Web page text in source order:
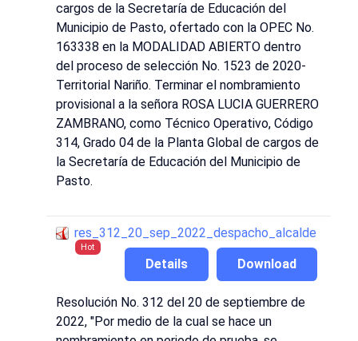
cargos de la Secretaría de Educación del
Municipio de Pasto, ofertado con la OPEC No.
163338 en la MODALIDAD ABIERTO dentro
del proceso de selección No. 1523 de 2020-
Territorial Nariño. Terminar el nombramiento
provisional a la señora ROSA LUCIA GUERRERO
ZAMBRANO, como Técnico Operativo, Código
314, Grado 04 de la Planta Global de cargos de
la Secretaría de Educación del Municipio de
Pasto.
res_312_20_sep_2022_despacho_alcalde
Hot
Download
Details
Resolución No. 312 del 20 de septiembre de
2022, "Por medio de la cual se hace un